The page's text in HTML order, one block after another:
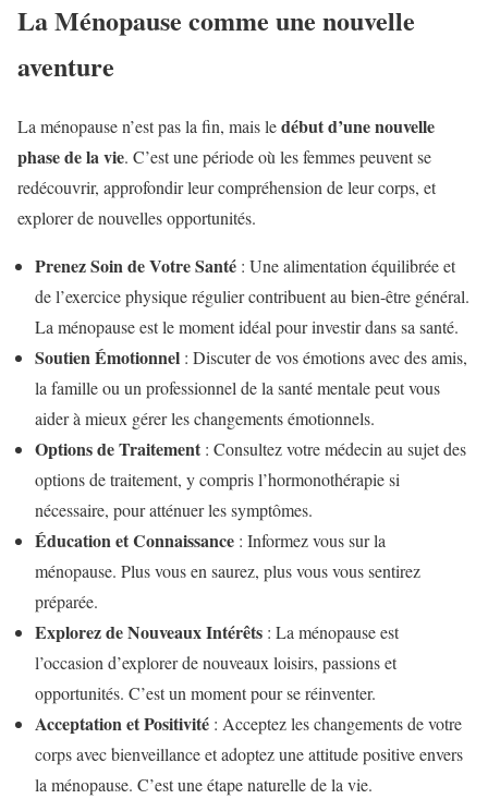
La Ménopause comme une nouvelle
aventure
La ménopause n’est pas la fin, mais ledébut d’une nouvelle
phase de la vie. C’est une période où les femmes peuvent se
redécouvrir, approfondir leur compréhension de leur corps, et
explorer de nouvelles opportunités.
Prenez Soin de Votre Santé : Une alimentation équilibrée et
de l’exercice physique régulier contribuent au bien-être général.
La ménopause est le moment idéal pour investir dans sa santé.
Soutien Émotionnel : Discuter de vos émotions avec des amis,
la famille ou un professionnel de la santé mentale peut vous
aider à mieux gérer les changements émotionnels.
Options de Traitement : Consultez votre médecin au sujet des
options de traitement, y compris l’hormonothérapie si
nécessaire, pour atténuer les symptômes.
Éducation et Connaissance : Informez vous sur la
ménopause. Plus vous en saurez, plus vous vous sentirez
préparée.
Explorez de Nouveaux Intérêts : La ménopause est
l’occasion d’explorer de nouveaux loisirs, passions et
opportunités. C’est un moment pour se réinventer.
Acceptation et Positivité : Acceptez les changements de votre
corps avec bienveillance et adoptez une attitude positive envers
la ménopause. C’est une étape naturelle de la vie.